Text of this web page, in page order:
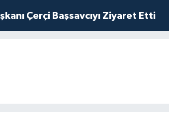
Çerçi Başsavcıyı Ziyaret Etti